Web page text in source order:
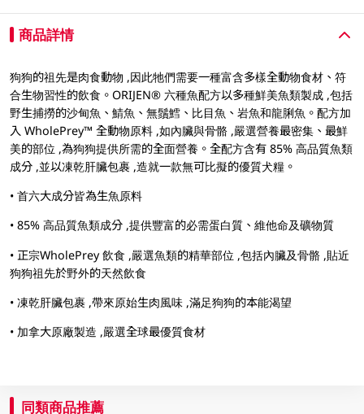
商品詳情
狗狗的祖先是肉食動物 ,因此牠們需要一種富含多樣全動物食材、符
合生物習性的飲食。ORIJEN® 六種魚配方以多種鮮美魚類製成 ,包括
野生捕撈的沙甸魚、鯖魚、無鬚鱈、比目魚、岩魚和龍脷魚。配方加
入 WholePrey™ 全動物原料 ,如內臟與骨骼 ,嚴選營養最密集、最鮮
美的部位 ,為狗狗提供所需的全面營養。全配方含有 85% 高品質魚類
成分 ,並以凍乾肝臟包裹 ,造就一款無可比擬的優質犬糧。
• 首六大成分皆為生魚原料
• 85% 高品質魚類成分 ,提供豐富的必需蛋白質、維他命及礦物質
• 正宗WholePrey 飲食 ,嚴選魚類的精華部位 ,包括內臟及骨骼 ,貼近
狗狗祖先於野外的天然飲食
• 凍乾肝臟包裹 ,帶來原始生肉風味 ,滿足狗狗的本能渴望
• 加拿大原廠製造 ,嚴選全球最優質食材
同類商品推薦